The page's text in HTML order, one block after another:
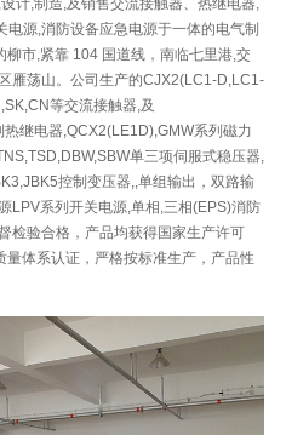
计,制造,及销售交流接触器、热继电器,
源,消防设备应急电源于一体的电气制
柳市,紧靠 104 国道线，南临七里港,交
雁荡山。公司生产的CJX2(LC1-D,LC1-
等交流接触器,及
继电器,QCX2(LE1D),GMW系列磁力
单三项伺服式稳压器,
控制变压器,,单组输出，双路输
LPV系列开关电源,单相,三相(EPS)消防
检验合格，产品均获得国家生产许可
体系认证，严格按标准生产，产品性